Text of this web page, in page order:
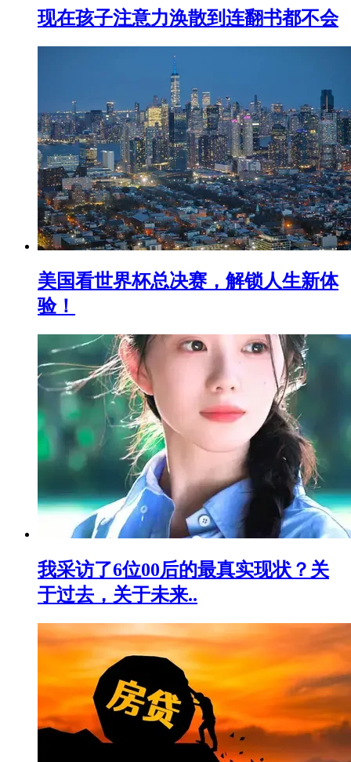
现在孩子注意力涣散到连翻书都不会
美国看世界杯总决赛，解锁人生新体
验！
我采访了6位00后的最真实现状？关
于过去，关于未来..